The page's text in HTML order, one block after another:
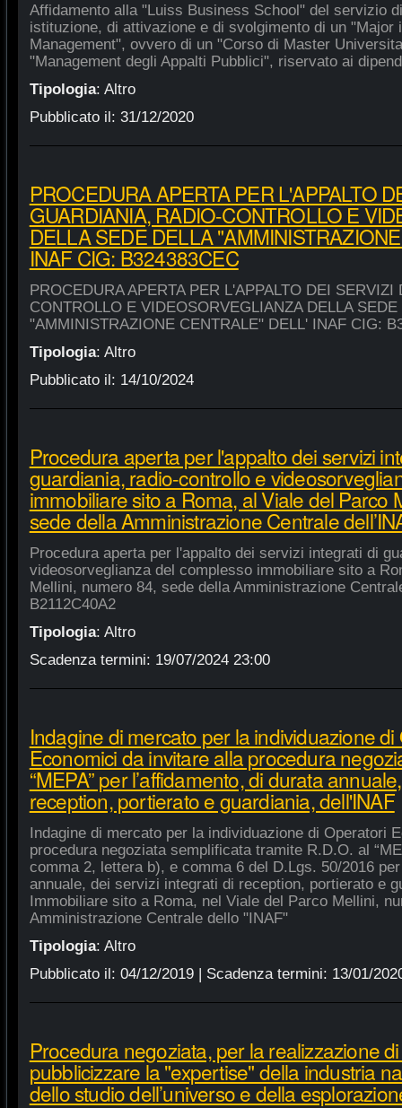
Affidamento alla "Luiss Business School" del servizio
istituzione, di attivazione e di svolgimento di un "Major
Management", ovvero di un "Corso di Master
"Management degli Appalti Pubblici", riservato ai
Tipologia: Altro
Pubblicato il: 31/12/2020
PROCEDURA APERTA PER L'APPALTO
GUARDIANIA, RADIO-CONTROLLO E
DELLA SEDE DELLA
INAF CIG: B324383CEC
PROCEDURA APERTA PER L'APPALTO DEI
CONTROLLO E VIDEOSORVEGLIANZA DELLA SEDE
"AMMINISTRAZIONE CENTRALE" DELL' INAF CIG:
Tipologia: Altro
Pubblicato il: 14/10/2024
Procedura aperta per l'appalto dei servizi
guardiania, radio-controllo e
immobiliare sito a Roma, al Viale del Parco
sede della Amministrazione Centrale
Procedura aperta per l'appalto dei servizi integrati di
videosorveglianza del complesso immobiliare sito a
Mellini, numero 84, sede della Amministrazione
B2112C40A2
Tipologia: Altro
Scadenza termini: 19/07/2024 23:00
Indagine di mercato per la individuazione
Economici da invitare alla procedura
“MEPA” per l’affidamento, di durata
reception, portierato e guardiania, dell'INAF
Indagine di mercato per la individuazione di Operatori
procedura negoziata semplificata tramite R.D.O. al
comma 2, lettera b), e comma 6 del D.Lgs. 50/2016
annuale, dei servizi integrati di reception, portierato e
Immobiliare sito a Roma, nel Viale del Parco Mellini,
Amministrazione Centrale dello "INAF"
Tipologia: Altro
Pubblicato il: 04/12/2019| Scadenza termini: 13/01/
Procedura negoziata, per la realizzazione
pubblicizzare la "expertise" della industria
dello studio dell’universo e della